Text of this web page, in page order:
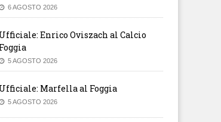
6 AGOSTO 2026
Ufficiale: Enrico Oviszach al Calcio
Foggia
5 AGOSTO 2026
Ufficiale: Marfella al Foggia
5 AGOSTO 2026